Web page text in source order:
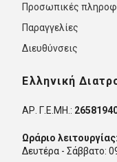
Προσωπικές
Παραγγελίες
Διευθύνσεις
Ελληνική
ΑΡ. Γ.Ε.ΜΗ.:
Ωράριο λειτουργίας:
Δευτέρα - Σάββατο: